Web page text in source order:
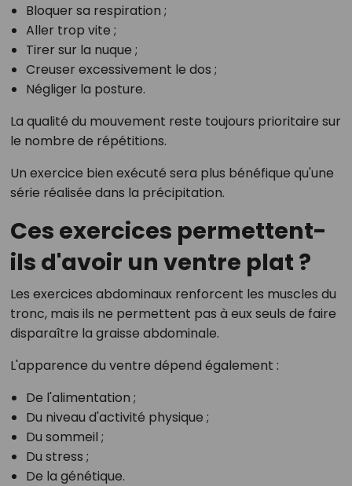
Bloquer sa respiration ;
Aller trop vite ;
Tirer sur la nuque ;
Creuser excessivement le dos ;
Négliger la posture.
La qualité du mouvement reste toujours prioritaire sur
le nombre de répétitions.
Un exercice bien exécuté sera plus bénéfique qu'une
série réalisée dans la précipitation.
Ces exercices permettent-
ils d'avoir un ventre plat ?
Les exercices abdominaux renforcent les muscles du
tronc, mais ils ne permettent pas à eux seuls de faire
disparaître la graisse abdominale.
L'apparence du ventre dépend également :
De l'alimentation ;
Du niveau d'activité physique ;
Du sommeil ;
Du stress ;
De la génétique.